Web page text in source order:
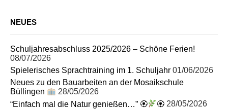
NEUES
Schuljahresabschluss 2025/2026 – Schöne Ferien!
08/07/2026
Spielerisches Sprachtraining im 1. Schuljahr 01/06/2026
Neues zu den Bauarbeiten an der Mosaikschule
Büllingen
28/05/2026
“Einfach mal die Natur genießen…” 🏵
🏵 28/05/2026